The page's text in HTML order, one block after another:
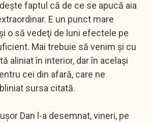
faptul că de ce se apucă aia
E un punct mare
o să vedeţi de luni efectele pe
Mai trebuie să venim şi cu
aliniat în interior, dar în acelaşi
cei din afară, care ne
sursa citată.
Dan l-a desemnat, vineri, pe